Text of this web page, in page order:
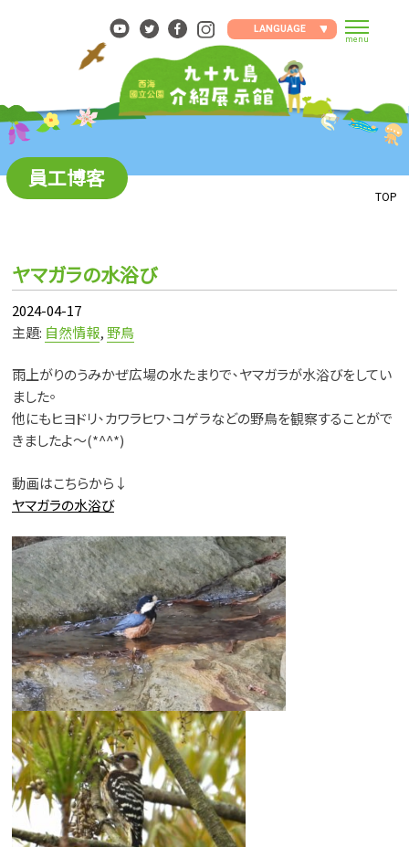
LANGUAGE
menu
TOP
員工博客
ヤマガラの水浴び
2024-04-17
主題: 自然情報, 野鳥
雨上がりのうみかぜ広場の水たまりで、ヤマガラが水浴びをしてい
ました。
他にもヒヨドリ、カワラヒワ、コゲラなどの野鳥を観察することがで
きましたよ～(*^^*)
動画はこちらから↓
ヤマガラの水浴び